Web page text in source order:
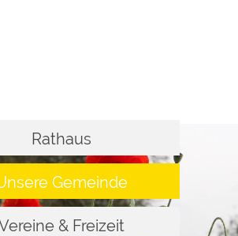
Rathaus
Gemeinde
& Freizeit